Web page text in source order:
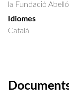
la Fundació Abelló.
Idiomes
Català